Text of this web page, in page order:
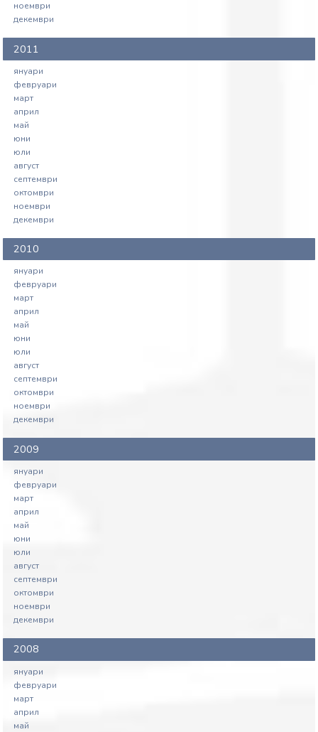
ноември
декември
2011
януари
февруари
март
април
май
юни
юли
август
септември
октомври
ноември
декември
2010
януари
февруари
март
април
май
юни
юли
август
септември
октомври
ноември
декември
2009
януари
февруари
март
април
май
юни
юли
август
септември
октомври
ноември
декември
2008
януари
февруари
март
април
май